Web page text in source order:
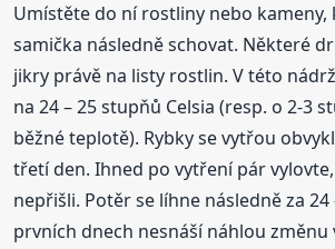
Umístěte do ní rostliny nebo kameny,
samička následně schovat. Některé
jikry právě na listy rostlin. V této
na 24 – 25 stupňů Celsia (resp. o 2-3
běžné teplotě). Rybky se vytřou
třetí den. Ihned po vytření pár
nepřišli. Potěr se líhne následně za 24
prvních dnech nesnáší náhlou změnu